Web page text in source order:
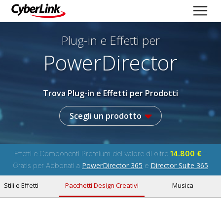
Plug-in e Effetti per
PowerDirector
Trova Plug-in e Effetti per Prodotti
Scegli un prodotto
Effetti e Componenti Premium del valore di oltre 14.800 € –
Gratis per Abbonati a PowerDirector 365 e Director Suite 365
Stili e Effetti Pacchetti Design Creativi Musica